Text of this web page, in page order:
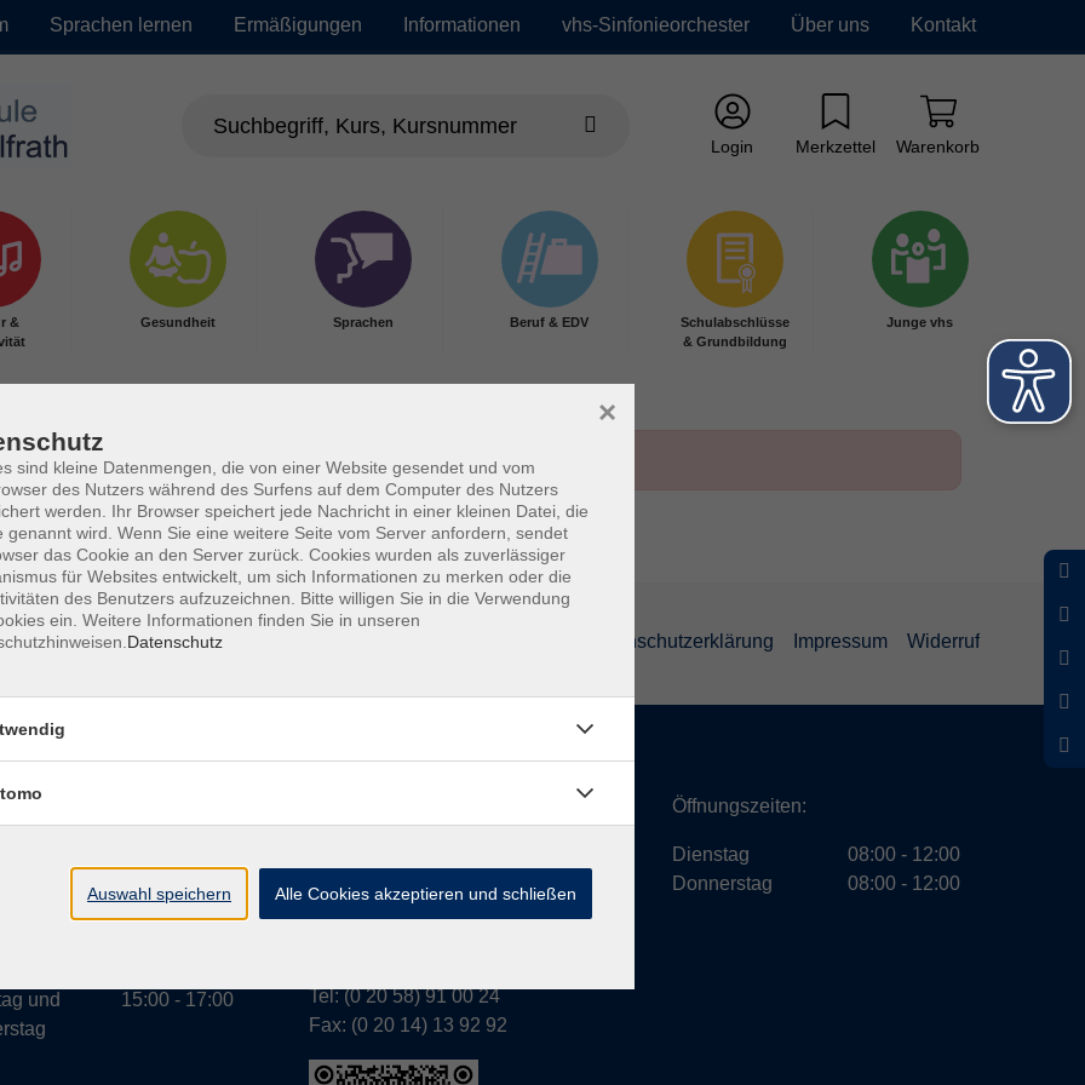
Sprachen lernen Ermäßigungen Informationen vhs-Sinfonieorchester Über uns Kontakt
Login Merkzettel Warenkorb
&
Gesundheit Sprachen Beruf & EDV
Schulabschlüsse
& Grundbildung
Junge vhs
Datenschutzerklärung Impressum Widerruf
und
15:00 - 17:00
Schulstraße 7
42489 Wülfrath
Tel: (0 20 58) 91 00 24
Fax: (0 20 14) 13 92 92
Öffnungszeiten:
Dienstag
Donnerstag
08:00 - 12:00
08:00 - 12:00
sind kleine Datenmengen, die von einer Website gesendet und vom
des Nutzers während des Surfens auf dem Computer des Nutzers
werden. Ihr Browser speichert jede Nachricht in einer kleinen Datei, die
genannt wird. Wenn Sie eine weitere Seite vom Server anfordern, sendet
das Cookie an den Server zurück. Cookies wurden als zuverlässiger
für Websites entwickelt, um sich Informationen zu merken oder die
des Benutzers aufzuzeichnen. Bitte willigen Sie in die Verwendung
ein. Weitere Informationen finden Sie in unseren
Datenschutz
×
Auswahl speichern Alle Cookies akzeptieren und schließen